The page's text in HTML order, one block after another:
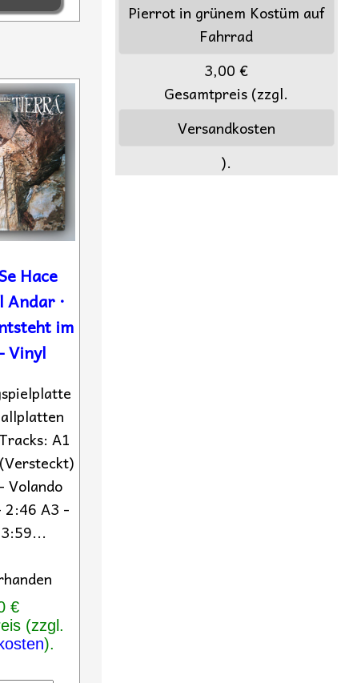
Hace
Andar ·
im
Vinyl
A1
Volando
2:46 A3 -
€
(zzgl.
).
Pierrot in grünem Kostüm auf
Fahrrad
3,00 €
Gesamtpreis (zzgl.
Versandkosten
).